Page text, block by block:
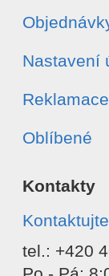
Nastavení
Reklamace
Oblíbené
Kontakty
tel.: +420